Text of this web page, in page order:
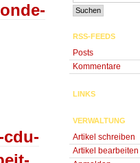
cdu-
RSS-FEEDS
Posts
Kommentare
LINKS
VERWALTUNG
Artikel schreiben
Artikel bearbeiten